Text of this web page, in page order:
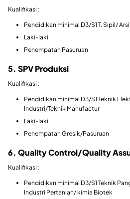
Kualifikasi :
Pendidikan minimal D3/S1 T. Sipil/
Laki-laki
Penempatan Pasuruan
5. SPV Produksi
Kualifikasi :
Pendidikan minimal D3/S1 Teknik
Industri/Teknik Manufactur
Laki-laki
Penempatan Gresik/Pasuruan
6. Quality Control/Quality
Kualifikasi :
Pendidikan minimal D3/S1 Teknik
Industri Pertanian/ kimia Biotek